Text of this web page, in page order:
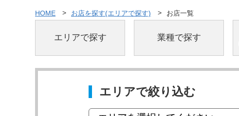
HOME お店を探す(エリアで探す) お店一覧
エリアで探す 業種で探す
エリアで絞り込む